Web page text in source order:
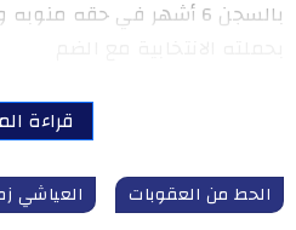
قراءة
الحط من العقوبات العياشي